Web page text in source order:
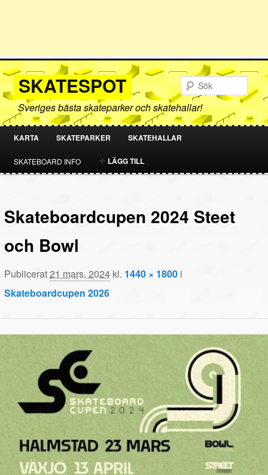
SKATESPOT
Sveriges bästa skateparker och skatehallar!
HOPPA
TILL
INNEHÅLL
HOPPA
TILL
INNEHÅLL
KARTA SKATEPARKER SKATEHALLAR
SKATEBOARD INFO LÄGG TILL
Skateboardcupen 2024 Steet
och Bowl
Publicerat21 mars, 2024 kl. 1440 × 1800 i
Skateboardcupen 2026